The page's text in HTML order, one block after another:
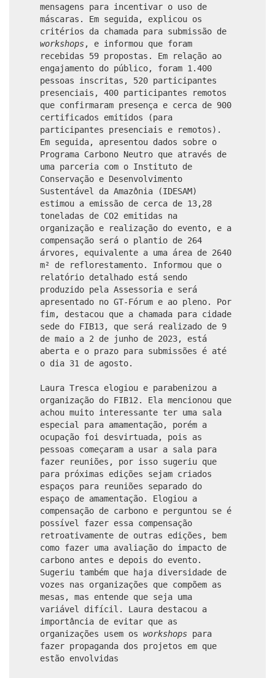
mensagens para incentivar o uso de
máscaras. Em seguida, explicou os
critérios da chamada para submissão de
workshops, e informou que foram
recebidas 59 propostas. Em relação ao
engajamento do público, foram 1.400
pessoas inscritas, 520 participantes
presenciais, 400 participantes remotos
que confirmaram presença e cerca de 900
certificados emitidos (para
participantes presenciais e remotos).
Em seguida, apresentou dados sobre o
Programa Carbono Neutro que através de
uma parceria com o Instituto de
Conservação e Desenvolvimento
Sustentável da Amazônia (IDESAM)
estimou a emissão de cerca de 13,28
toneladas de CO2 emitidas na
organização e realização do evento, e a
compensação será o plantio de 264
árvores, equivalente a uma área de 2640
m² de reflorestamento. Informou que o
relatório detalhado está sendo
produzido pela Assessoria e será
apresentado no GT-Fórum e ao pleno. Por
fim, destacou que a chamada para cidade
sede do FIB13, que será realizado de 9
de maio a 2 de junho de 2023, está
aberta e o prazo para submissões é até
o dia 31 de agosto.
Laura Tresca elogiou e parabenizou a
organização do FIB12. Ela mencionou que
achou muito interessante ter uma sala
especial para amamentação, porém a
ocupação foi desvirtuada, pois as
pessoas começaram a usar a sala para
fazer reuniões, por isso sugeriu que
para próximas edições sejam criados
espaços para reuniões separado do
espaço de amamentação. Elogiou a
compensação de carbono e perguntou se é
possível fazer essa compensação
retroativamente de outras edições, bem
como fazer uma avaliação do impacto de
carbono antes e depois do evento.
Sugeriu também que haja diversidade de
vozes nas organizações que compõem as
mesas, mas entende que seja uma
variável difícil. Laura destacou a
importância de evitar que as
organizações usem os workshops para
fazer propaganda dos projetos em que
estão envolvidas